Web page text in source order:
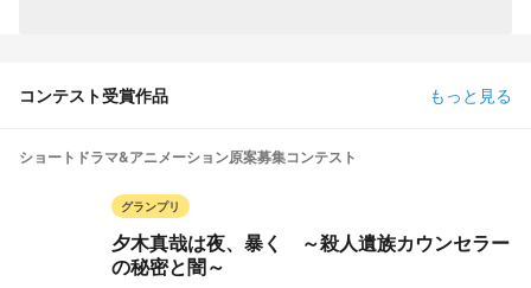
コンテスト受賞作品 もっと見る
ショートドラマ&アニメーション原案募集コンテスト
グランプリ
夕木真哉は夜、暴く ～殺人遺族カウンセラー
の秘密と闇～